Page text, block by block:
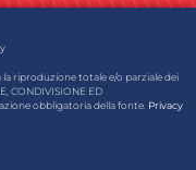
riproduzione totale e/o parziale dei
CONDIVISIONE ED
obbligatoria della fonte. Privacy